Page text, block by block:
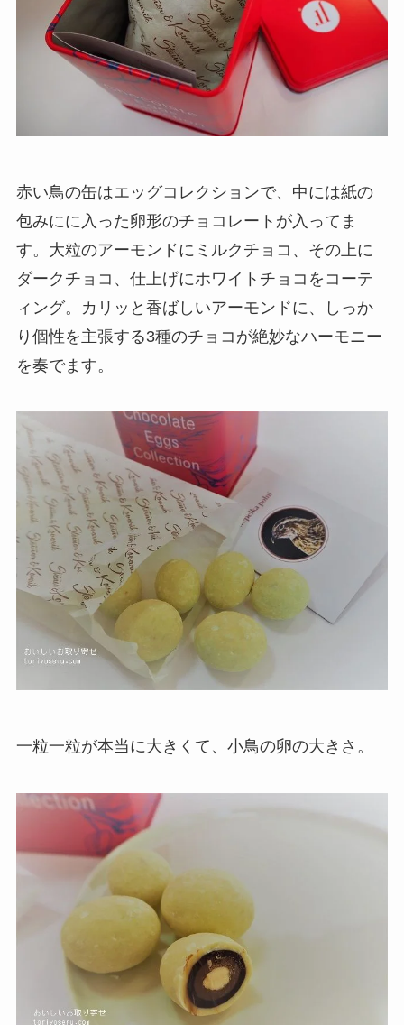
赤い鳥の缶はエッグコレクションで、中には紙の
包みにに入った卵形のチョコレートが入ってま
す。大粒のアーモンドにミルクチョコ、その上に
ダークチョコ、仕上げにホワイトチョコをコーテ
ィング。カリッと香ばしいアーモンドに、しっか
り個性を主張する3種のチョコが絶妙なハーモニー
を奏でます。
一粒一粒が本当に大きくて、小鳥の卵の大きさ。